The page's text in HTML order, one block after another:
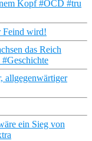
Kopf #OCD #tru
Feind wird!
das Reich
allgegenwärtiger
ein Sieg von